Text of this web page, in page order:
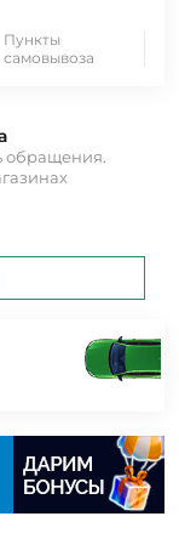
Пункты
самовывоза
обращения.